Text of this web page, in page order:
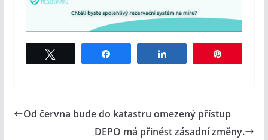
Od června bude do katastru omezený přístup
DEPO má přinést zásadní změny.